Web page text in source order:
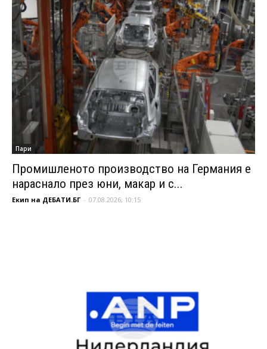
Пари
Промишленото производство на Германия е
нараснало през юни, макар и с...
Екип на ДЕБАТИ.БГ - 07.08.2026, 10:15